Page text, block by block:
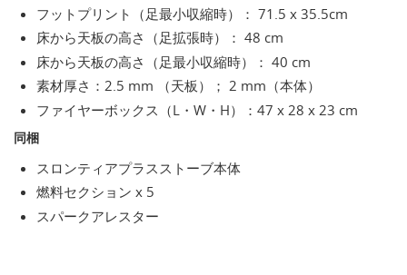
フットプリント（足最小収縮時）： 71.5 x 35.5cm
床から天板の高さ（足拡張時）： 48 cm
床から天板の高さ（足最小収縮時）： 40 cm
素材厚さ：2.5 mm （天板）； 2 mm（本体）
ファイヤーボックス（L・W・H）：47 x 28 x 23 cm
同梱
スロンティアプラスストーブ本体
燃料セクション x 5
スパークアレスター